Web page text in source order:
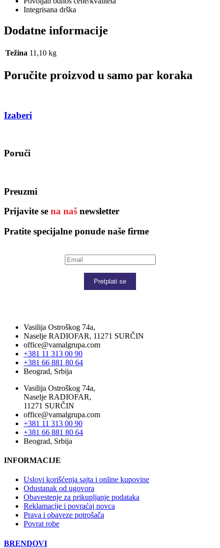
Integrisana drška
Dodatne informacije
Težina 11,10 kg
Poručite proizvod u samo par koraka
Izaberi
Poruči
Preuzmi
Prijavite se na naš newsletter
Pratite specijalne ponude naše firme
Pretplati se
Vasilija Ostroškog 74a,
Naselje RADIOFAR, 11271 SURČIN
office@vamalgrupa.com
+381 11 313 00 90
+381 66 881 80 64
Beograd, Srbija
Vasilija Ostroškog 74a,
Naselje RADIOFAR,
11271 SURČIN
office@vamalgrupa.com
+381 11 313 00 90
+381 66 881 80 64
Beograd, Srbija
INFORMACIJE
Uslovi korišćenja sajta i online kupovine
Odustanak od ugovora
Obavestenje za prikupljanje podataka
Reklamacije i povraćaj novca
Prava i obaveze potrošača
Povrat robe
BRENDOVI